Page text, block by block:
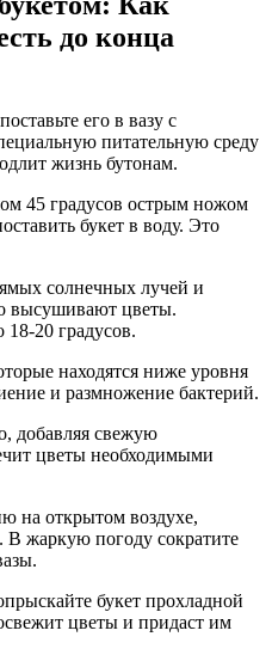
до конца
его в вазу с
питательную среду
жизнь бутонам.
45 градусов острым ножом
букет в воду. Это
солнечных лучей и
высушивают цветы.
18-20 градусов.
находятся ниже уровня
и размножение бактерий.
добавляя свежую
цветы необходимыми
на открытом воздухе,
В жаркую погоду сократите
букет прохладной
цветы и придаст им